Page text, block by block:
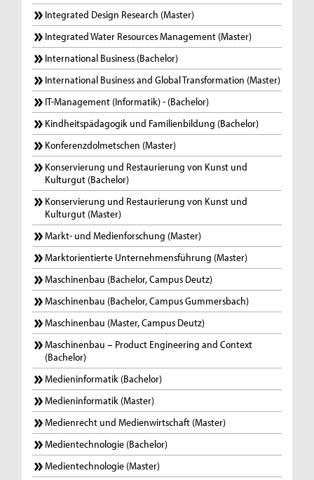
Integrated Design Research (Master)
Integrated Water Resources Management (Master)
International Business (Bachelor)
International Business and Global Transformation (Master)
IT-Management (Informatik) - (Bachelor)
Kindheitspädagogik und Familienbildung (Bachelor)
Konferenzdolmetschen (Master)
Konservierung und Restaurierung von Kunst und
Kulturgut (Bachelor)
Konservierung und Restaurierung von Kunst und
Kulturgut (Master)
Markt- und Medienforschung (Master)
Marktorientierte Unternehmensführung (Master)
Maschinenbau (Bachelor, Campus Deutz)
Maschinenbau (Bachelor, Campus Gummersbach)
Maschinenbau (Master, Campus Deutz)
Maschinenbau – Product Engineering and Context
(Bachelor)
Medieninformatik (Bachelor)
Medieninformatik (Master)
Medienrecht und Medienwirtschaft (Master)
Medientechnologie (Bachelor)
Medientechnologie (Master)